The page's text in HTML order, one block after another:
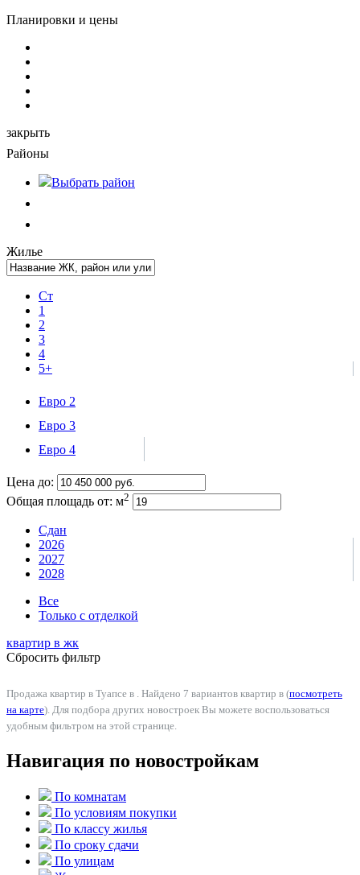
Планировки и цены
закрыть
Районы
Выбрать район
Жилье
Ст
1
2
3
4
5+
Евро 2
Евро 3
Евро 4
Цена до:
Общая площадь от: м2
Сдан
2026
2027
2028
Все
Только с отделкой
квартир в жк
Сбросить фильтр
Продажа квартир в Туапсе в . Найдено 7 вариантов квартир в (посмотреть
на карте). Для подбора других новостроек Вы можете воспользоваться
удобным фильтром на этой странице.
Навигация по новостройкам
По комнатам
По условиям покупки
По классу жилья
По сроку сдачи
По улицам